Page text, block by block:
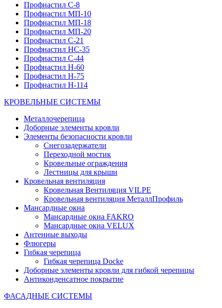
Профнастил С-8
Профнастил МП-10
Профнастил МП-18
Профнастил МП-20
Профнастил С-21
Профнастил НС-35
Профнастил С-44
Профнастил Н-60
Профнастил Н-75
Профнастил Н-114
КРОВЕЛЬНЫЕ СИСТЕМЫ
Металлочерепица
Доборные элементы кровли
Элементы безопасности кровли
Снегозадержатели
Переходной мостик
Кровельные ограждения
Лестницы для крыши
Кровельная вентиляция
Кровельная Вентиляция VILPE
Кровельная вентиляция МеталлПрофиль
Мансардные окна
Мансардные окна FAKRO
Мансардные окна VELUX
Антенные выходы
Флюгеры
Гибкая черепица
Гибкая черепица Docke
Доборные элементы кровли для гибкой черепицы
Антиконденсатное покрытие
ФАСАДНЫЕ СИСТЕМЫ